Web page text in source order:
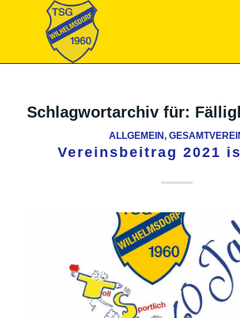
Schlagwortarchiv für:
ALLGEMEIN,
Vereinsbeitrag 2021